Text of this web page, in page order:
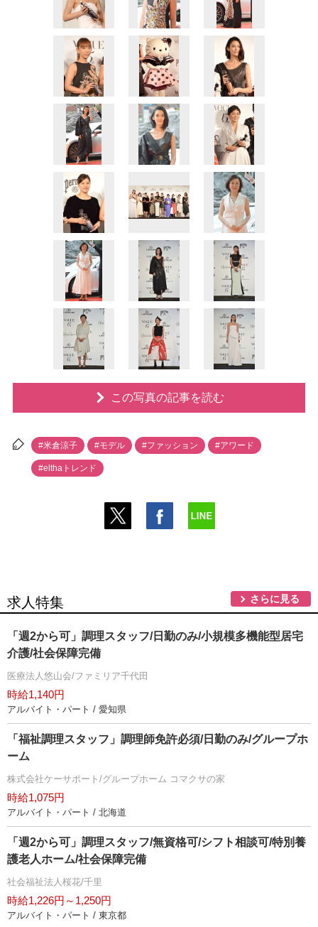
この写真の記事を読む
#米倉涼子 #モデル #ファッション #アワード
#elthaトレンド
求人特集 さらに見る
「週2から可」調理スタッフ/日勤のみ/小規模多機能型居宅
介護/社会保障完備
医療法人悠山会/ファミリア千代田
時給1,140円
アルバイト・パート / 愛知県
「福祉調理スタッフ」調理師免許必須/日勤のみ/グループホ
ーム
株式会社ケーサポート/グループホーム コマクサの家
時給1,075円
アルバイト・パート / 北海道
「週2から可」調理スタッフ/無資格可/シフト相談可/特別養
護老人ホーム/社会保障完備
社会福祉法人桜花/千里
時給1,226円～1,250円
アルバイト・パート / 東京都